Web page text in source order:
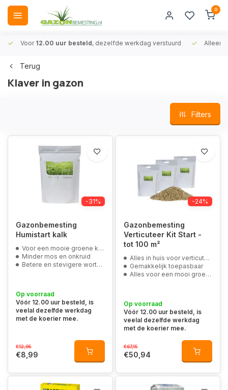
0
Voor 12.00 uur besteld, dezelfde werkdag verstuurd Alleen
Terug
Klaver in gazon
Filters
-31%
Gazonbemesting
Humistart kalk
Voor een mooie groene kleur door magnesium
Minder mos en onkruid
Betere en stevigere wortels
Op voorraad
Vóór 12.00 uur besteld, is
veelal dezelfde werkdag
met de koerier mee.
€12,95
€8,99
-24%
Gazonbemesting
Verticuteer Kit Start -
tot 100 m²
Alles in huis voor verticuteren
Gemakkelijk toepasbaar
Alles voor een mooi groen gazon
Op voorraad
Vóór 12.00 uur besteld, is
veelal dezelfde werkdag
met de koerier mee.
€67,15
€50,94